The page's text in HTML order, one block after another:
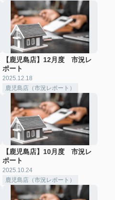
【鹿児島店】12月度 市況レ
ポート
2025.12.18
鹿児島店（市況レポート）
【鹿児島店】10月度 市況レ
ポート
2025.10.24
鹿児島店（市況レポート）